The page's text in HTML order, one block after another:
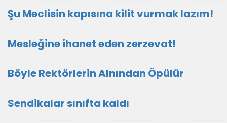
Şu Meclisin kapısına kilit vurmak lazım!
Mesleğine ihanet eden zerzevat!
Böyle Rektörlerin Alnından Öpülür
Sendikalar sınıfta kaldı